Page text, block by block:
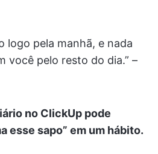
logo pela manhã, e nada
você pelo resto do dia.” –
no ClickUp pode
esse sapo” em um hábito.